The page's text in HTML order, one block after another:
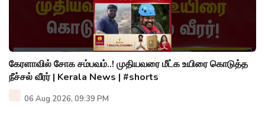
கேரளாவில் சோக சம்பவம்..! முதியவரை மீட்க உயிரை கொடுத்த
நீச்சல் வீரர் | Kerala News | #shorts
06 Aug 2026, 09:39 PM